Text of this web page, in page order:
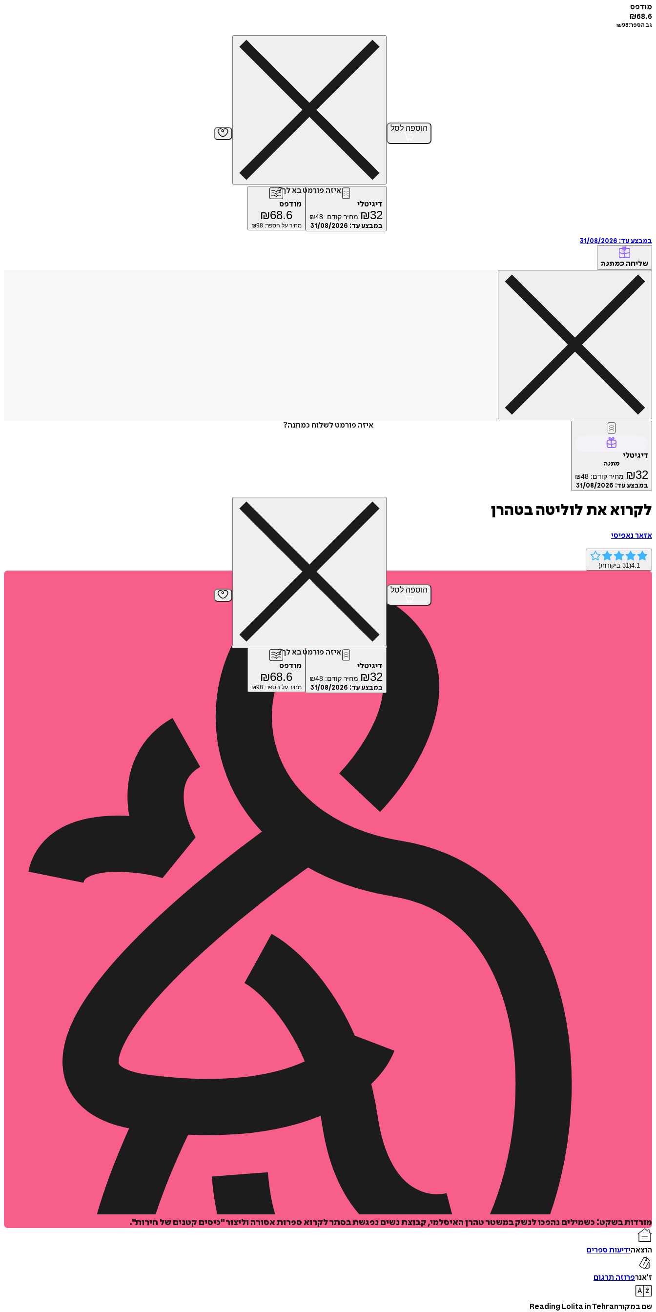
מודפס
₪68.6
גב הספר: ₪98
הוספה לסל
איזה פורמט בא לך?
דיגיטלי
₪32 מחיר קודם: ₪48
במבצע עד: 31/08/2026
מודפס
₪68.6
מחיר על הספר: ₪98
במבצע עד: 31/08/2026
שליחה כמתנה
איזה פורמט לשלוח כמתנה?
דיגיטלי
מתנה
₪32 מחיר קודם: ₪48
במבצע עד: 31/08/2026
הוספה לסל
איזה פורמט בא לך?
דיגיטלי
₪32 מחיר קודם: ₪48
במבצע עד: 31/08/2026
מודפס
₪68.6
מחיר על הספר: ₪98
לקרוא את לוליטה בטהרן
אזאר נאפיסי
4.1
(
31 ביקורות)
מורדות בשקט: כשמילים נהפכו לנשק במשטר טהרן האיסלמי, קבוצת נשים נפגשת בסתר לקרוא ספרות אסורה וליצור "כיסים קטנים של חירות".
הוצאהידיעות ספרים
ז'אנרפרוזה תרגום
שם במקורReading Lolita in Tehran